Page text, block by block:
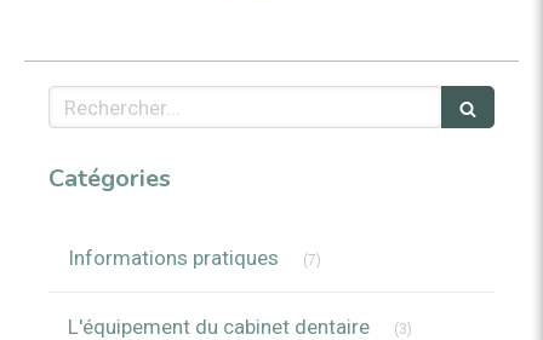
Rechercher
Catégories
Informations pratiques (7)
L'équipement du cabinet dentaire (3)